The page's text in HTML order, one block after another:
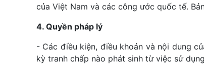
của Việt Nam và các công ước quốc tế.
4. Quyền pháp lý
- Các điều kiện, điều khoản và nội dung
kỳ tranh chấp nào phát sinh từ việc sử